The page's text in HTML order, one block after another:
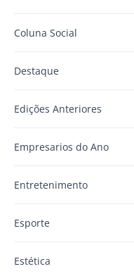
Coluna Social
Destaque
Edições Anteriores
Empresarios do Ano
Entretenimento
Esporte
Estética